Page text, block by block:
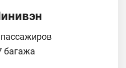
багажа